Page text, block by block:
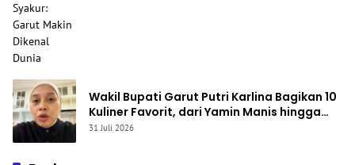
Wakil Bupati Garut Putri Karlina Bagikan 10
Kuliner Favorit, dari Yamin Manis hingga
Mie Cirambay Cigedug
31 Juli 2026